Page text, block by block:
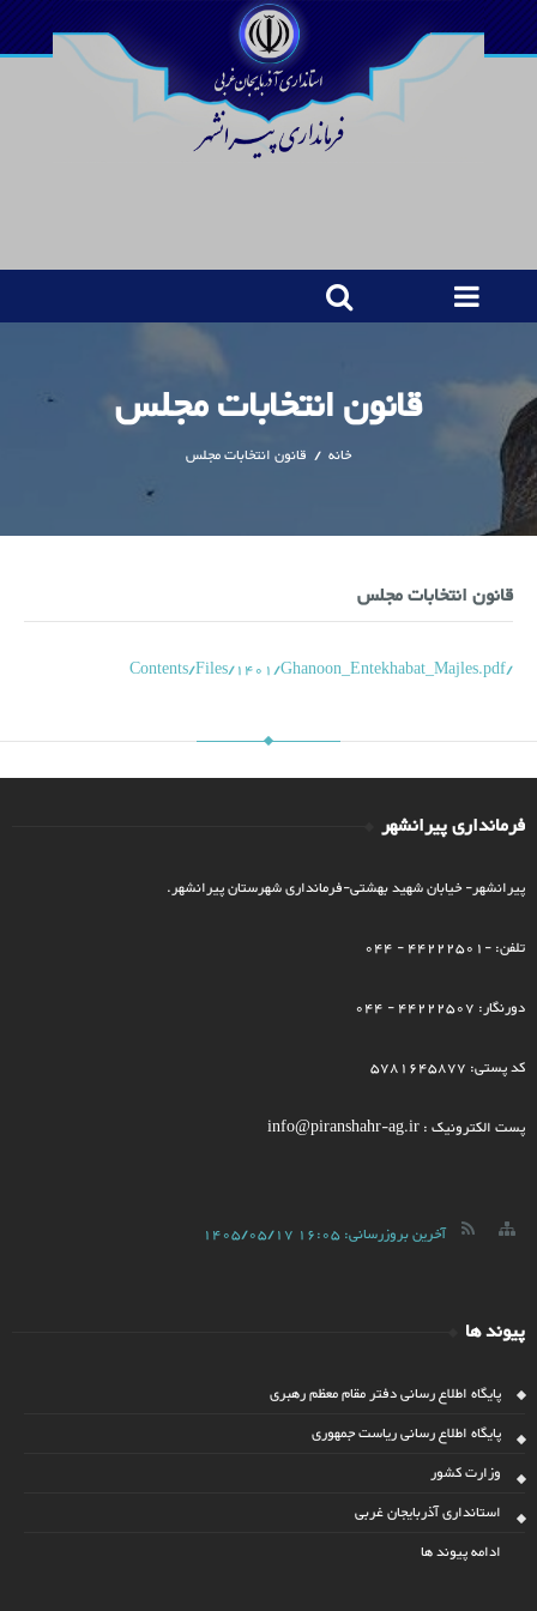
قانون انتخابات مجلس
خانه / قانون انتخابات مجلس
قانون انتخابات مجلس
/Contents/Files/1401/Ghanoon_Entekhabat_Majles.pdf
فرمانداری پیرانشهر
پیرانشهر- خیابان شهید بهشتی-فرمانداری شهرستان پیرانشهر.
تلفن: -44222501 - 044
دورنگار: 44222507 - 044
کد پستی: 5781645877
پست الکترونیک : info@piranshahr-ag.ir
آخرین بروزرسانی:1405/05/17 16:05
پیوند ها
پایگاه اطلاع رسانی دفتر مقام معظم رهبری
پایگاه اطلاع رسانی ریاست جمهوری
وزارت کشور
استانداری آذربایجان غربی
ادامه پیوند ها